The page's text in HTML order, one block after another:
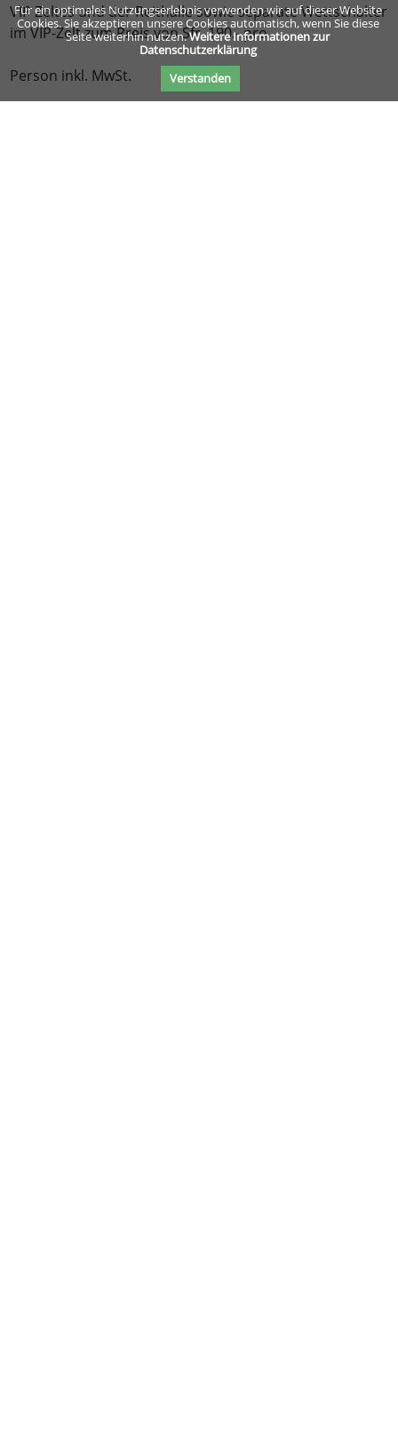
VIP Zeltes und der Reithalle sowie separate Wettschalter
im VIP-Zelt zum Preis von Sfr. 190.- pro
Person inkl. MwSt.
Für ein optimales Nutzungserlebnis verwenden wir auf dieser Website
Cookies. Sie akzeptieren unsere Cookies automatisch, wenn Sie diese
Seite weiterhin nutzen.Weitere Informationen zur
Datenschutzerklärung
Verstanden